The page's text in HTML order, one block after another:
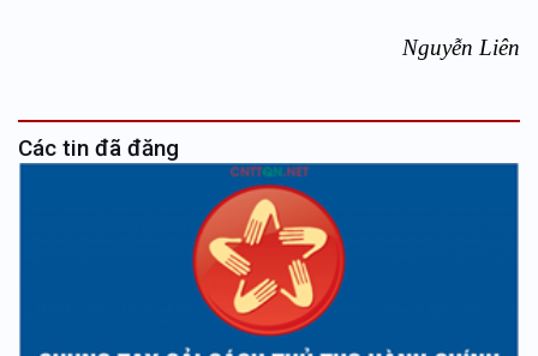
Nguyễn Liên
Các tin đã đăng